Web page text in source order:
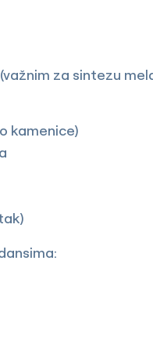
za sintezu
kamenice)